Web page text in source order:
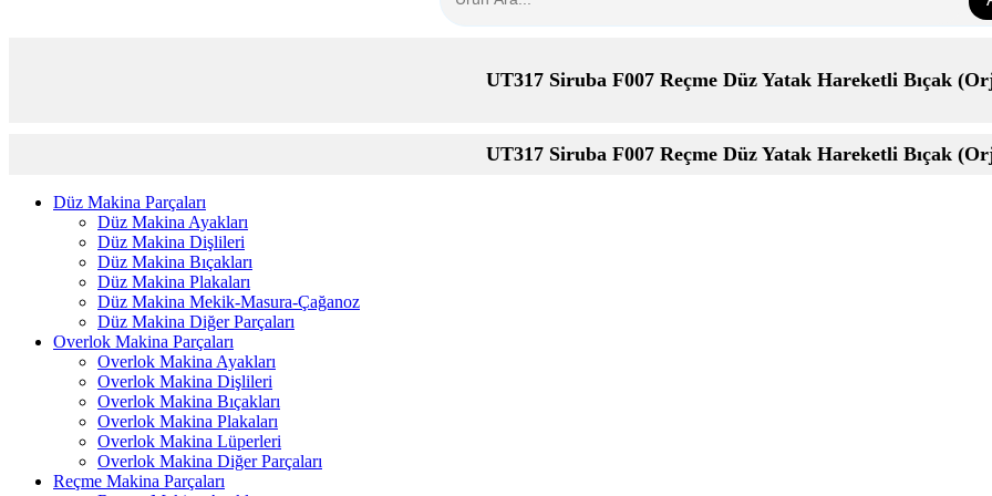
UT317 Siruba F007 Reçme Düz Yatak Hareketli Bıçak
UT317 Siruba F007 Reçme Düz Yatak Hareketli Bıçak
Düz Makina Parçaları
Düz Makina Ayakları
Düz Makina Dişlileri
Düz Makina Bıçakları
Düz Makina Plakaları
Düz Makina Mekik-Masura-Çağanoz
Düz Makina Diğer Parçaları
Overlok Makina Parçaları
Overlok Makina Ayakları
Overlok Makina Dişlileri
Overlok Makina Bıçakları
Overlok Makina Plakaları
Overlok Makina Lüperleri
Overlok Makina Diğer Parçaları
Reçme Makina Parçaları